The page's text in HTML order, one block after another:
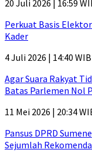
20 Juli 2026 | 16:59
Perkuat Basis
Kader
4 Juli 2026 | 14:40 WIB
Agar Suara Rakyat
Batas Parlemen Nol
11 Mei 2026 | 20:34
Pansus DPRD
Sejumlah